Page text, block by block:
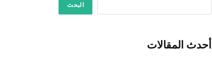
البحث
أحدث المقالات